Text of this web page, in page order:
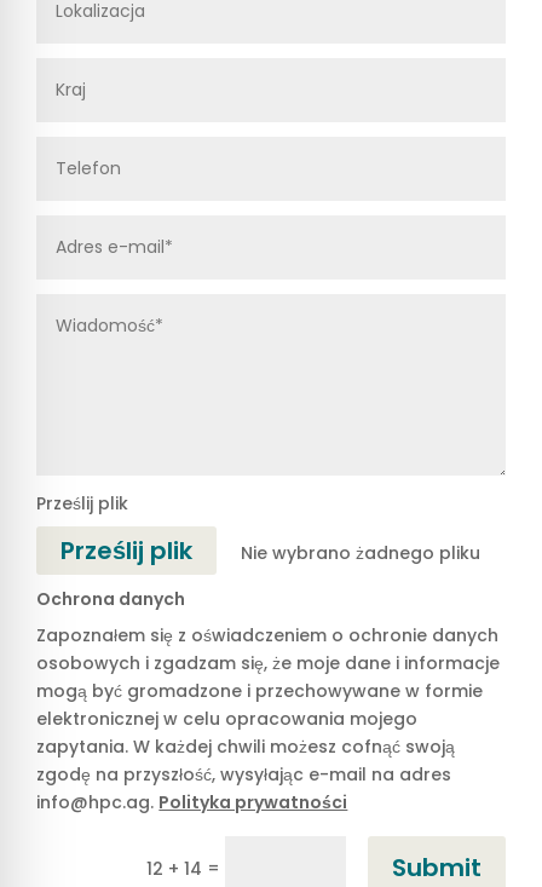
Prześlij plik
Prześlij plik
Nie wybrano żadnego pliku
Ochrona danych
Zapoznałem się z oświadczeniem o ochronie danych
osobowych i zgadzam się, że moje dane i informacje
mogą być gromadzone i przechowywane w formie
elektronicznej w celu opracowania mojego
zapytania. W każdej chwili możesz cofnąć swoją
zgodę na przyszłość, wysyłając e-mail na adres
info@hpc.ag. Polityka prywatności
12 + 14 = Submit